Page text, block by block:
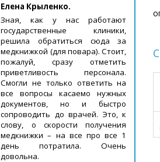
Елена Крыленко.
Зная, как у нас работают
государственные клиники,
решила обратиться сюда за
медкнижкой (для повара). Стоит,
пожалуй, сразу отметить
приветливость персонала.
Смогли не только ответить на
все вопросы касаемо нужных
документов, но и быстро
сопроводить до врачей. Это, к
слову, о скорости получения
медкнижки – на все про все 1
день потратила. Очень
довольна.